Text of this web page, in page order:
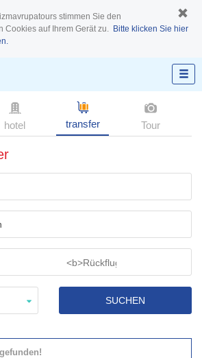
stimmen Sie den
Cookies auf Ihrem Gerät zu. Bitte klicken Sie hier
hotel transfer Tour
SUCHEN